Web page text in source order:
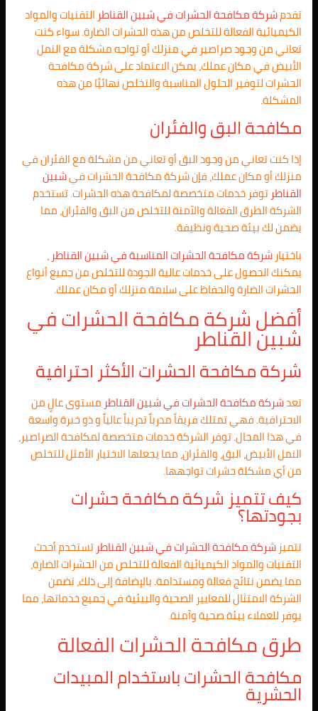
تقدمشركة مكافحة الحشرات فيشبين القناطر التقنيات والمواد
الكيميائية الفعالة للتخلص من هذه الحشرات الضارة. سواء كنت
تعاني من وجود صراصير في منزلك أو تواجه مشكلة مع النمل
الأبيض في مكان عملك، يمكن الاعتماد على شركة مكافحة
الحشرات لتوفير الحلول المناسبة والتخلص نهائيًا من هذه
المشكلة.
مكافحة البق والفئران
إذا كنت تعاني من وجود البق أو تعاني من مشكلة مع الفئران في
منزلك أو مكان عملك، فإن شركة مكافحة الحشرات فيشبين
القناطر توفر خدمات متخصصة لمكافحة هذه الحشرات. تستخدم
الشركة الطرق الفعالة والآمنة للتخلص من البق والفئران، مما
يضمن لك بيئة صحية ونظيفة.
باختيارشركة مكافحة الحشرات المناسبة في شبين القناطر ،
يمكنك الحصول على خدمات عالية الجودة للتخلص من جميع أنواع
الحشرات الضارة والحفاظ على سلامة منزلك أو مكان عملك.
أفضل شركة مكافحة الحشرات في
شبين القناطر
شركة مكافحة الحشرات الأكثر احترافية
تعدشركة مكافحة الحشرات فيشبين القناطر مستوى عالٍ من
الاحترافية. فهي تمتلك فريقاً مدرباً تدريباً عالياً و ذو خبرة واسعة
في هذا المجال. توفر الشركة خدمات متخصصة لمكافحة الصراصير،
النمل الأبيض، البق، والفئران، مما يجعلها الاختيار الأمثل للتخلص
من أي مشكلة حشرات تواجهها.
كيف تتميز شركة مكافحة حشرات
بجودتها؟
تتميز شركة مكافحة الحشرات فيشبين القناطر تستخدم أحدث
التقنيات والمواد الكيميائية الفعالة للتخلص من الحشرات الضارة،
مما يضمن نتائج فعالة ومستدامة. بالإضافة إلى ذلك، تضمن
الشركة الامتثال للمعايير الصحية والبيئية في جميع خدماتها، مما
يوفر للعملاء بيئة صحية وآمنة.
طرق مكافحة الحشرات الفعالة
مكافحة الحشرات باستخدام المبيدات
الحشرية